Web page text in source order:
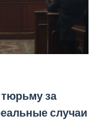
за
случаи